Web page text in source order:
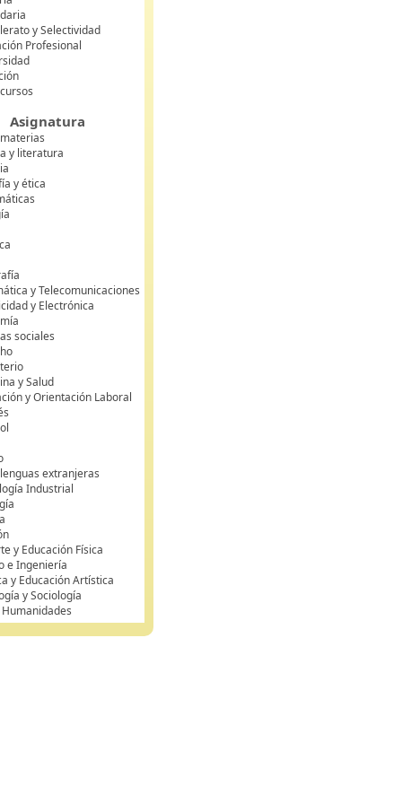
y Selectividad
Profesional
Asignatura
y literatura
y ética
y Telecomunicaciones
y Electrónica
sociales
y Salud
y Orientación Laboral
extranjeras
Industrial
y Educación Física
e Ingeniería
y Educación Artística
y Sociología